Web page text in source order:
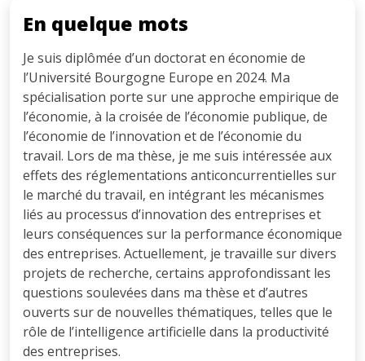
En quelque mots
Je suis diplômée d’un doctorat en économie de
l’Université Bourgogne Europe en 2024. Ma
spécialisation porte sur une approche empirique de
l’économie, à la croisée de l’économie publique, de
l’économie de l’innovation et de l’économie du
travail. Lors de ma thèse, je me suis intéressée aux
effets des réglementations anticoncurrentielles sur
le marché du travail, en intégrant les mécanismes
liés au processus d’innovation des entreprises et
leurs conséquences sur la performance économique
des entreprises. Actuellement, je travaille sur divers
projets de recherche, certains approfondissant les
questions soulevées dans ma thèse et d’autres
ouverts sur de nouvelles thématiques, telles que le
rôle de l’intelligence artificielle dans la productivité
des entreprises.